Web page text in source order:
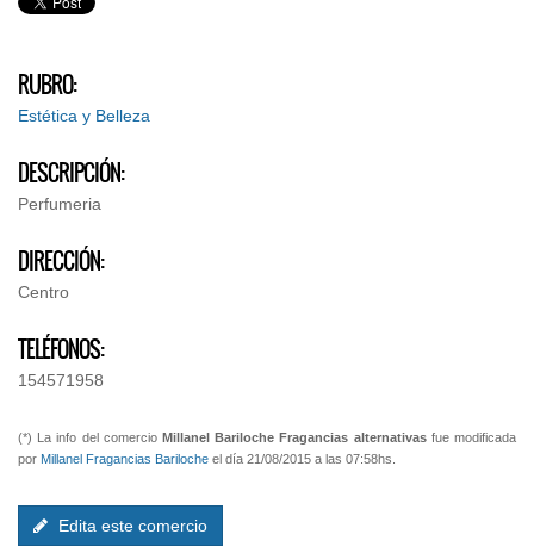
RUBRO:
Estética y Belleza
DESCRIPCIÓN:
Perfumeria
DIRECCIÓN:
Centro
TELÉFONOS:
154571958
(*) La info del comercio Millanel Bariloche Fragancias alternativasfue modificada
por Millanel Fragancias Bariloche el día 21/08/2015 a las 07:58hs.
Edita este comercio